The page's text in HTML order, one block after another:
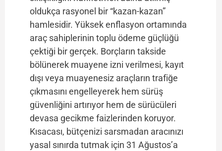
oldukça rasyonel bir “kazan-kazan”
hamlesidir. Yüksek enflasyon ortamında
araç sahiplerinin toplu ödeme güçlüğü
çektiği bir gerçek. Borçların takside
bölünerek muayene izni verilmesi, kayıt
dışı veya muayenesiz araçların trafiğe
çıkmasını engelleyerek hem sürüş
güvenliğini artırıyor hem de sürücüleri
devasa gecikme faizlerinden koruyor.
Kısacası, bütçenizi sarsmadan aracınızı
yasal sınırda tutmak için 31 Ağustos’a